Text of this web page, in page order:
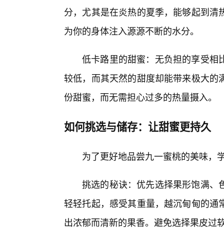
分，尤其是在炎热的夏季，能够起到
为你的身体注入源源不断的水分。
低卡路里的甜蜜：无负担的享受相
较低，而其天然的甜度却能带来极大
份甜蜜，而无需担心过多的热量摄入。
如何挑选与储存：让甜蜜更持久
为了更好地品尝九一蜜桃的美味，
挑选的秘诀：优先选择果形饱满、
轻轻托起，感受其重量，越沉甸甸的
出浓郁而清新的果香。避免选择果皮过